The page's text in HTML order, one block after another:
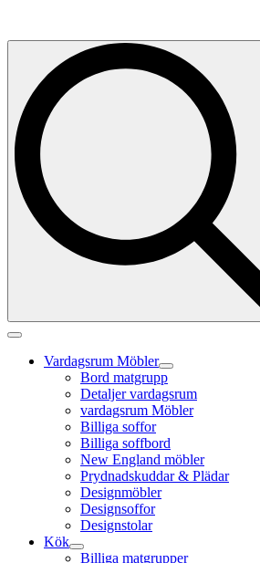
Vardagsrum Möbler
Bord matgrupp
Detaljer vardagsrum
vardagsrum Möbler
Billiga soffor
Billiga soffbord
New England möbler
Prydnadskuddar & Plädar
Designmöbler
Designsoffor
Designstolar
Kök
Billiga matgrupper